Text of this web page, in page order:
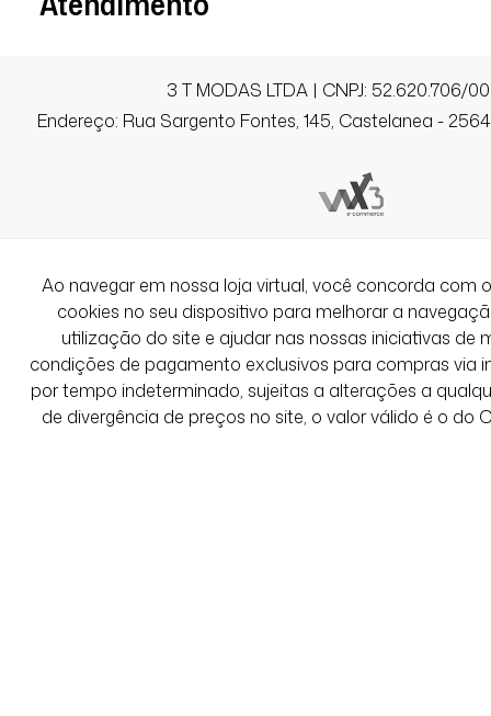
3 T MODAS LTDA | CNPJ: 52.620.706/
Endereço: Rua Sargento Fontes, 145, Castelanea -
Ao navegar em nossa loja virtual, você concorda com
cookies no seu dispositivo para melhorar a
utilização do site e ajudar nas nossas iniciativas de
condições de pagamento exclusivos para compras via
por tempo indeterminado, sujeitas a alterações a
de divergência de preços no site, o valor válido é o do